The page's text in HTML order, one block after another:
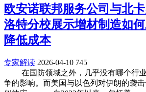
欧安诺联邦服务公司与北
洛特分校展示增材制造如
降低成本
专家解读 2026-04-10 745
在国防领域之外，几乎没有哪个行业
争的影响。而美国与以色列对伊朗的袭